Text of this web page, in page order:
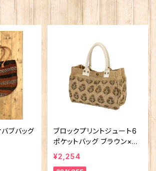
バブバッグ
ブロックプリントジュート6
ポケットバッグ ブラウン×ピ
ンクフラワー 1562575053
¥2,254